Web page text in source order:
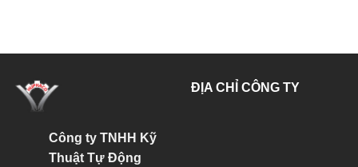
Công ty TNHH Kỹ
Thuật Tự Động
ĐỊA CHỈ CÔNG TY